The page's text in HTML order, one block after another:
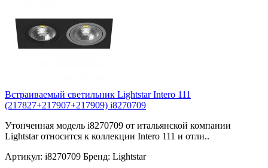
Встраиваемый светильник Lightstar Intero 111
(217827+217907+217909) i8270709
Утонченная модель i8270709 от итальянской компании
Lightstar относится к коллекции Intero 111 и отли..
Артикул: i8270709 Бренд: Lightstar